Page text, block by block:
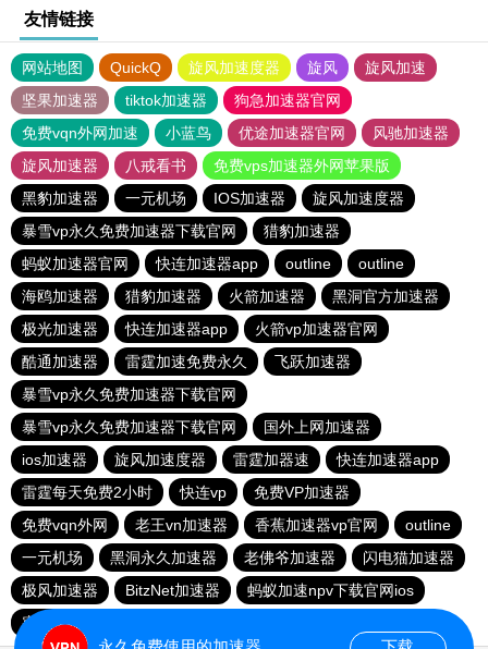
友情链接
网站地图 QuickQ 旋风加速度器 旋风
旋风加速
坚果加速器
tiktok加速器
狗急加速器官网
免费vqn外网加速
小蓝鸟 优途加速器官网
风驰加速器
旋风加速器
八戒看书
免费vps加速器外网苹果版
黑豹加速器
一元机场 IOS加速器
旋风加速度器
暴雪vp永久免费加速器下载官网
猎豹加速器
蚂蚁加速器官网
快连加速器app outline
outline
海鸥加速器
猎豹加速器 火箭加速器
黑洞官方加速器
极光加速器
快连加速器app
火箭vp加速器官网
酷通加速器
雷霆加速免费永久
飞跃加速器
暴雪vp永久免费加速器下载官网
暴雪vp永久免费加速器下载官网
国外上网加速器
ios加速器
旋风加速度器 雷霆加器速
快连加速器app
雷霆每天免费2小时
快连vp
免费VP加速器
免费vqn外网
老王vn加速器 香蕉加速器vp官网
outline
一元机场
黑洞永久加速器 老佛爷加速器
闪电猫加速器
极风加速器
BitzNet加速器
蚂蚁加速npv下载官网ios
蜜蜂加速器